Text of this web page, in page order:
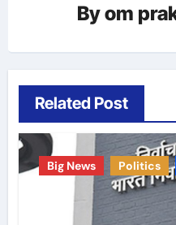
Byom
Related Post
Big News Politics